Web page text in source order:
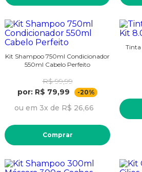
Kit Shampoo 750ml Condicionador
550ml Cabelo Perfeito
R$ 99,99
por: R$ 79,99
-20%
ou em 3x de R$ 26,66
Comprar
Tinta